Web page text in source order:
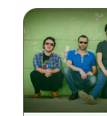
representa um
euros, financiado
Recuperação e
Europeia, através do
designação Creche